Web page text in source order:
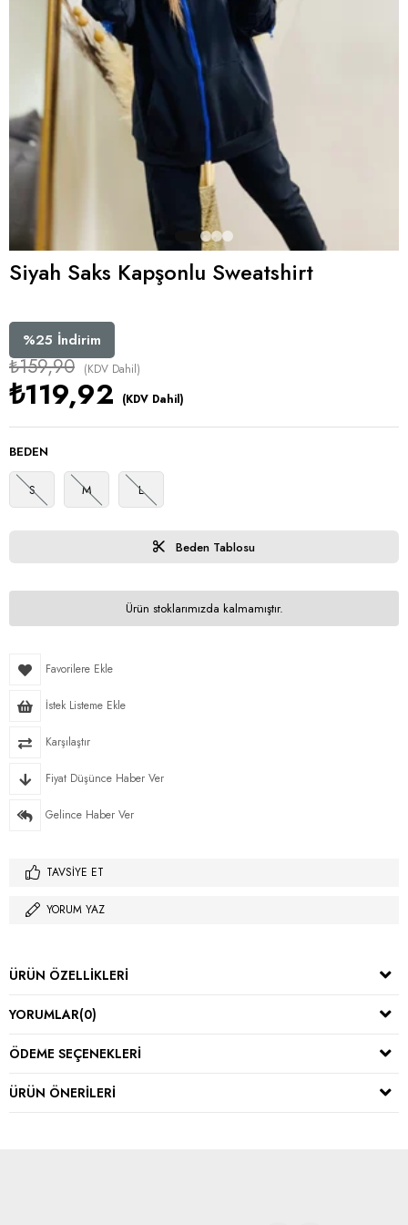
Siyah Saks Kapşonlu Sweatshirt
%25 İndirim
₺159,90 (KDV Dahil)
₺119,92 (KDV Dahil)
BEDEN
S M L
Beden Tablosu
Ürün stoklarımızda kalmamıştır.
Favorilere Ekle
İstek Listeme Ekle
Karşılaştır
Fiyat Düşünce Haber Ver
Gelince Haber Ver
TAVSIYE ET
YORUM YAZ
ÜRÜN ÖZELLIKLERI
YORUMLAR(0)
ÖDEME SEÇENEKLERI
ÜRÜN ÖNERILERI